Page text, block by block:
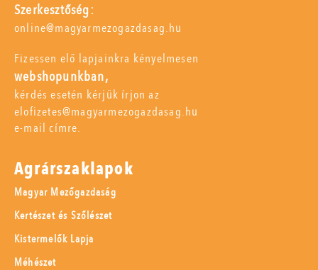
Szerkesztőség:
online@magyarmezogazdasag.hu
Fizessen elő lapjainkra kényelmesen
webshopunkban,
kérdés esetén kérjük írjon az
elofizetes@magyarmezogazdasag.hu
e-mail címre.
Agrárszaklapok
Magyar Mezőgazdaság
Kertészet és Szőlészet
Kistermelők Lapja
Méhészet